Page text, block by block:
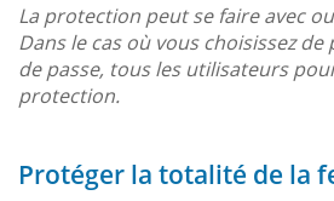
La protection peut se faire avec
Dans le cas où vous choisissez
de passe, tous les utilisateurs
protection.
Protéger la totalité de la